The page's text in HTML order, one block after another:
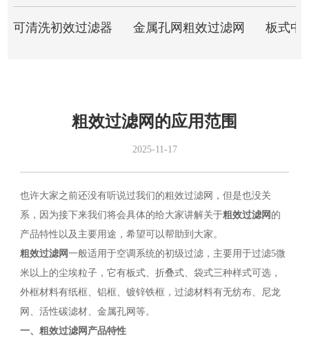
可清洗初效过滤器 金属孔网粗效过滤网 板式中
粗效过滤网的应用范围
2025-11-17
也许大家之前还没有听说过我们的粗效过滤网，但是也没关
系，因为接下来我们将会具体的给大家讲解关于粗效过滤网 的
产品特性以及主要用途，希望可以帮助到大家。
粗效过滤网一般适用于空调系统的初级过滤，主要用于过滤5微
米以上的尘埃粒子，它有板式、折叠式、袋式三种样式可选，
外框材料有纸框、铝框、镀锌铁框，过滤材料有无纺布、尼龙
网、活性碳滤材、金属孔网等。
一、 粗效过滤网 产品特性